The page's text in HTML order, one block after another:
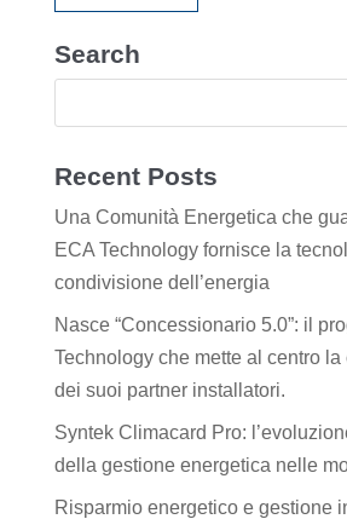
Search
Recent Posts
Una Comunità Energetica che
ECA Technology fornisce la
condivisione dell’energia
Nasce “Concessionario 5.0”: il
Technology che mette al centro
dei suoi partner installatori.
Syntek Climacard Pro:
della gestione energetica nelle
Risparmio energetico e gestione